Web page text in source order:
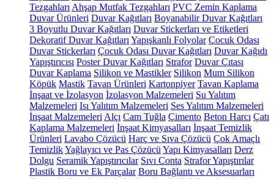
Tezgahları Ahşap Mutfak Tezgahları PVC Zemin Kaplama
Duvar Ürünleri Duvar Kağıtları Boyanabilir Duvar Kağıtları
3 Boyutlu Duvar Kağıtları Duvar Stickerları ve Etiketleri
Dekoratif Duvar Kağıtları Yapışkanlı Folyolar Çocuk Odası
Duvar Stickerları Çocuk Odası Duvar Kağıtları Duvar Kağıdı
Yapıştırıcısı Poster Duvar Kağıtları Strafor Duvar Çıtası
Duvar Kaplama Silikon ve Mastikler Silikon Mum Silikon
Köpük Mastik Tavan Ürünleri Kartonpiyer Tavan Kaplama
İnşaat ve İzolasyon İzolasyon Malzemeleri Su Yalıtım
Malzemeleri Isı Yalıtım Malzemeleri Ses Yalıtım Malzemeleri
İnşaat Malzemeleri Alçı Cam Tuğla Çimento Beton Harcı Çatı
Kaplama Malzemeleri İnşaat Kimyasalları İnşaat Temizlik
Ürünleri Lavabo Çözücü Harç ve Sıva Çözücü Çok Amaçlı
TemizlikYağlayıcı ve Pas Çözücü Yapı Kimyasalları Derz
Dolgu Seramik Yapıştırıcılar Sıvı Conta Strafor Yapıştırılar
Plastik Boru ve Ek Parçalar Boru Bağlantı ve Aksesuarları